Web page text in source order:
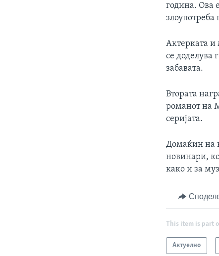
година. Ова
злоупотреба
Актерката и
се доделува
забавата.
Втората
романот на
серијата.
Домаќин на
новинари,
како и за
This item is part
Актуелно